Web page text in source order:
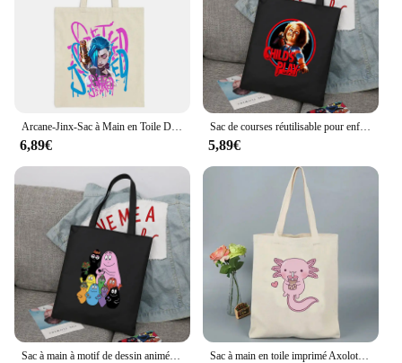
6,89€
Sac de courses réutilisable pour enfants, sac à provisions réutilisable pour garçons et filles, fourre-tout en toile pour étudiants, sac à épaule imprimé écologique
5,89€
Sac à main en toile imprimé Axolotl pour femmes, fourre-tout mignon, sac à cuillère à soupe, grande capacité, mode Harajuku, amoureux, sac initié par les adolescents